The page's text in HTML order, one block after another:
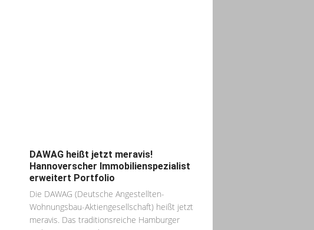
DAWAG heißt jetzt meravis!
Hannoverscher Immobilienspezialist
erweitert Portfolio
Die DAWAG (Deutsche Angestellten-
Wohnungsbau-Aktiengesellschaft) heißt jetzt
meravis. Das traditionsreiche Hamburger